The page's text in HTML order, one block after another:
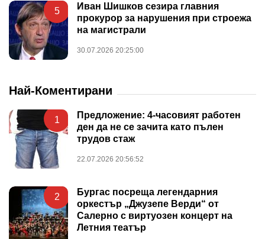
5
Иван Шишков сезира главния
прокурор за нарушения при строежа
на магистрали
30.07.2026 20:25:00
Най-Коментирани
1
Предложение: 4-часовият работен
ден да не се зачита като пълен
трудов стаж
22.07.2026 20:56:52
2
Бургас посреща легендарния
оркестър „Джузепе Верди“ от
Салерно с виртуозен концерт на
Летния театър